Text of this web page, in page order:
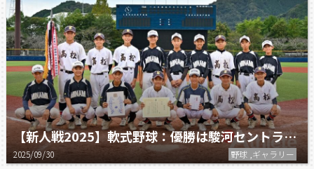
【新人戦2025】軟式野球：優勝は駿河セントラル！
2025/09/30 野球 ,ギャラリー